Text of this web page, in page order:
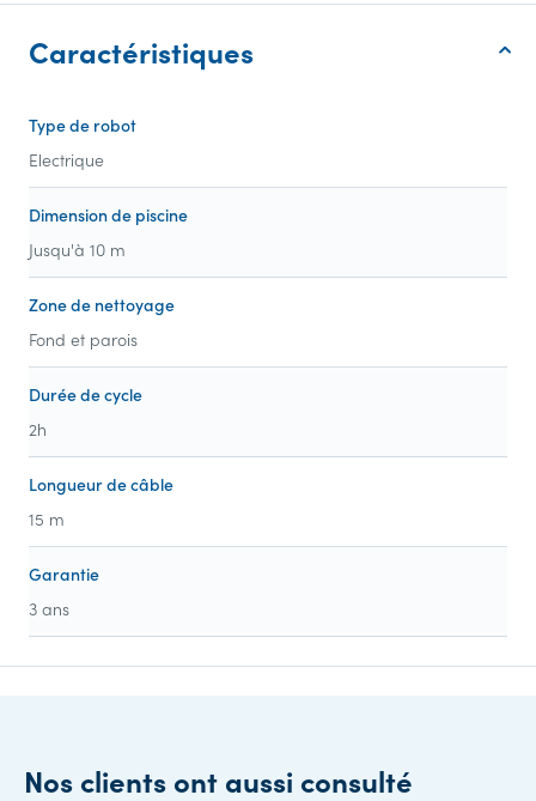
Caractéristiques
Type de robot
Electrique
Dimension de piscine
Jusqu'à 10 m
Zone de nettoyage
Fond et parois
Durée de cycle
2h
Longueur de câble
15 m
Garantie
3 ans
Nos clients ont aussi consulté